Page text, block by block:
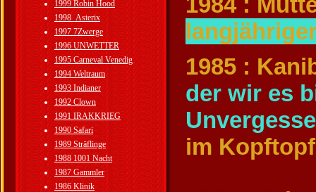
1999 Robin Hood
1998_Asterix
1997 7Zwerge
1996 UNWETTER
1995 Carneval Venedig
1994 Weltraum
1993 Indianer
1992 Clown
1991 IRAKKRIEG
1990 Safari
1989 Sträflinge
1988 1001 Nacht
1987 Gammler
1986 Klinik
1985 :
der wir es
im